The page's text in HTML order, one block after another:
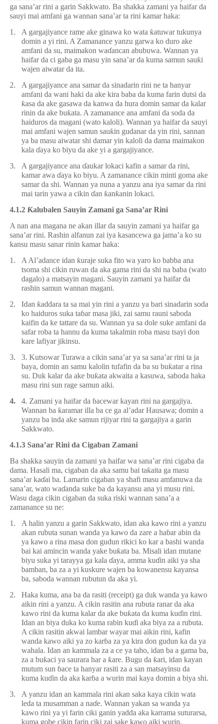
ga sana’ar rini a garin Sakkwato. Ba shakka zamani ya haifar da
sauyi mai amfani ga wannan sana’ar ta rini kamar haka:
1.
A gargajiyance rame ake ginawa ko wata ƙatuwar tukunya
domin a yi rini. A Zamanance yanzu garwa ko duro ake
amfani da su, maimakon waɗancan abubuwa. Wannan ya
haifar da ci gaba ga masu yin sana’ar da kuma samun sauƙi
wajen aiwatar da ita.
2.
A gargajiyance ana samar da sinadarin rini ne ta hanyar
amfani da wani haki da ake kira baba da kuma farin dutsi da
ƙasa da ake gasawa da kanwa da hura domin samar da kalar
rinin da ake buƙata. A zamanance ana amfani da soda da
haiduros da magani (wato kaloli). Wannan ya haifar da sauyi
mai amfani wajen samun sauƙin gudanar da yin rini, sannan
ya ba masu aiwatar shi damar yin kaloli da dama maimakon
kala ɗaya ko biyu da ake yi a gargajiyance.
3.
A gargajiyance ana ɗaukar lokaci kafin a samar da rini,
kamar awa ɗaya ko biyu. A zamanance cikin minti goma ake
samar da shi. Wannan ya nuna a yanzu ana iya samar da rini
mai tarin yawa a cikin ɗan ƙanƙanin lokaci.
4.1.2 Ƙalubalen Sauyin Zamani ga Sana’ar Rini
A nan ana magana ne akan illar da sauyin zamani ya haifar ga
sana’ar rini. Rashin alfanun zai iya kasancewa ga jama’a ko su
kansu masu sanar rinin kamar haka:
1.
A Al’adance idan ƙuraje suka fito wa yaro ko babba ana
tsoma shi cikin ruwan da aka gama rini da shi na baba (wato
dagalo) a matsayin magani. Sauyin zamani ya haifar da
rashin samun wannan magani.
2.
Idan ƙaddara ta sa mai yin rini a yanzu ya bari sinadarin soda
ko haiduros suka taɓar masa jiki, zai samu rauni saboda
kaifin da ke tattare da su. Wannan ya sa dole suke amfani da
safar roba ta hannu da kuma takalmin roba masu tsayi don
kare lafiyar jikinsu.
3.
3. Kutsowar Turawa a cikin sana’ar ya sa sana’ar rini ta ja
baya, domin an samu kalolin tufafin da ba su buƙatar a rina
su. Duk kalar da ake buƙata akwaita a kasuwa, saboda haka
masu rini sun rage samun aiki.
4.
4. Zamani ya haifar da ɓacewar kayan rini na gargajiya.
Wannan ba ƙaramar illa ba ce ga al’adar Hausawa; domin a
yanzu ba inda ake samun rijiyar rini ta gargajiya a garin
Sakkwato.
4.1.3 Sana’ar Rini da Cigaban Zamani
Ba shakka sauyin da zamani ya haifar wa sana’ar rini cigaba da
dama. Hasali ma, cigaban da aka samu bai taƙaita ga masu
sana’ar kaɗai ba. Lamarin cigaban ya shafi masu amfanuwa da
sana’ar, wato waɗanda suke ba da kayansu ana yi musu rini.
Wasu daga cikin cigaban da suka riski wannan sana’a a
zamanance su ne:
1.
A halin yanzu a garin Sakkwato, idan aka kawo rini a yanzu
akan rubuta sunan wanda ya kawo da zare a haɓar abin da
ya kawo a rina masa don gudun rikici ko kar a bashi wanda
bai kai amincin wanda yake buƙata ba. Misali idan mutane
biyu suka yi tarayya ga kala ɗaya, amma kuɗin aiki ya sha
bamban, ba za a yi kuskure wajen ba kowanensu kayansa
ba, saboda wannan rubutun da aka yi.
2.
Haka kuma, ana ba da rasiti (receipt) ga duk wanda ya kawo
aikin rini a yanzu. A cikin rasitin ana rubuta ranar da aka
kawo rini da kuma kalar da ake buƙata da kuma kuɗin rini.
Idan an biya duka ko kuma rabin kuɗi aka biya za a rubuta.
A cikin rasitin akwai lambar wayar mai aikin rini, kafin
wanda kawo aiki ya zo karɓa za ya kira don gudun ka da ya
wahala. Idan an kammala za a ce ya taho, idan ba a gama ba,
za a buƙaci ya saurara har a ƙare. Bugu da ƙari, idan kayan
mutum sun ɓace ta hanyar rasiti za a san matsayinsu da
kuma kuɗin da aka karɓa a wurin mai kaya domin a biya shi.
3.
A yanzu idan an kammala rini akan saka kaya cikin wata
leda ta musamman a naɗe. Wannan yakan sa wanda ya
kawo rini ya yi farin ciki ganin yadda aka karrama suturarsa,
kuma gobe cikin farin ciki zai sake kawo aiki wurin.